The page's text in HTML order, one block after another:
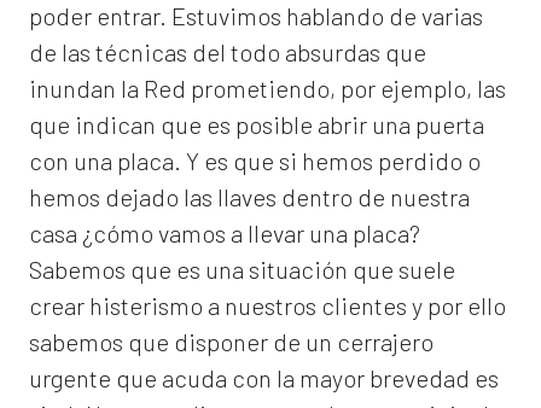
poder entrar. Estuvimos hablando de varias
de las técnicas del todo absurdas que
inundan la Red prometiendo, por ejemplo, las
que indican que es posible abrir una puerta
con una placa. Y es que si hemos perdido o
hemos dejado las llaves dentro de nuestra
casa ¿cómo vamos a llevar una placa?
Sabemos que es una situación que suele
crear histerismo a nuestros clientes y por ello
sabemos que disponer de un cerrajero
urgente que acuda con la mayor brevedad es